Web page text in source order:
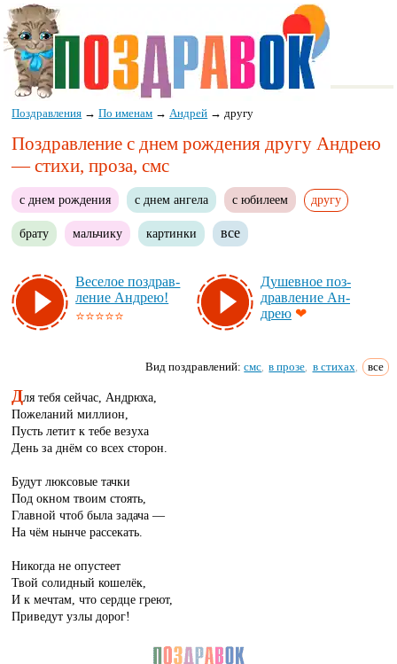
Поздравления →По именам → Андрей → другу
Поздравление с днем рождения другу Андрею
— стихи, проза, смс
с днем рождения с днем ангела с юбилеем другу
брату мальчику картинки все
Ве­се­лое поз­драв­
ле­ние Ан­дрею!
⭐⭐⭐⭐⭐
Ду­шев­ное поз­
драв­ле­ние Ан­
дрею ❤
Вид поздравлений:смс в прозе в стихах все
Для тебя сейчас, Андрюха,
Пожеланий миллион,
Пусть летит к тебе везуха
День за днём со всех сторон.
Будут люксовые тачки
Под окном твоим стоять,
Главной чтоб была задача —
На чём нынче рассекать.
Никогда не опустеет
Твой солидный кошелёк,
И к мечтам, что сердце греют,
Приведут узлы дорог!